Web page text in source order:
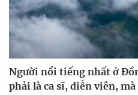
Người nổi tiếng nhất ở
phải là ca sĩ, diễn viên, mà